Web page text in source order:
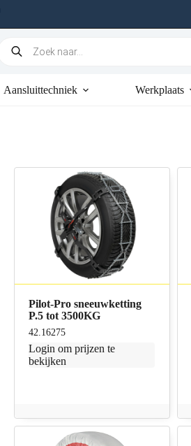
Aansluittechniek Werkplaats
Pilot-Pro sneeuwketting
P.5 tot 3500KG
42.16275
Login om prijzen te
bekijken